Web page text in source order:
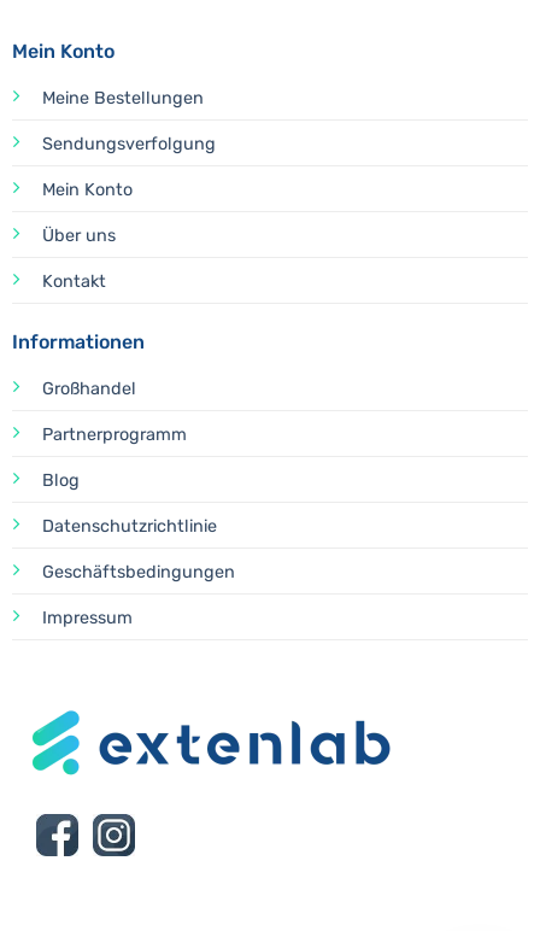
Mein Konto
Meine Bestellungen
Sendungsverfolgung
Mein Konto
Über uns
Kontakt
Informationen
Großhandel
Partnerprogramm
Blog
Datenschutzrichtlinie
Geschäftsbedingungen
Impressum